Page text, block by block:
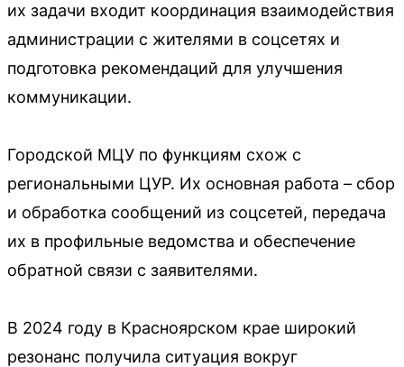
их задачи входит координация взаимодействия
администрации с жителями в соцсетях и
подготовка рекомендаций для улучшения
коммуникации.
Городской МЦУ по функциям схож с
региональными ЦУР. Их основная работа – сбор
и обработка сообщений из соцсетей, передача
их в профильные ведомства и обеспечение
обратной связи с заявителями.
В 2024 году в Красноярском крае широкий
резонанс получила ситуация вокруг